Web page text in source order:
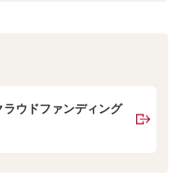
ウドファンディング